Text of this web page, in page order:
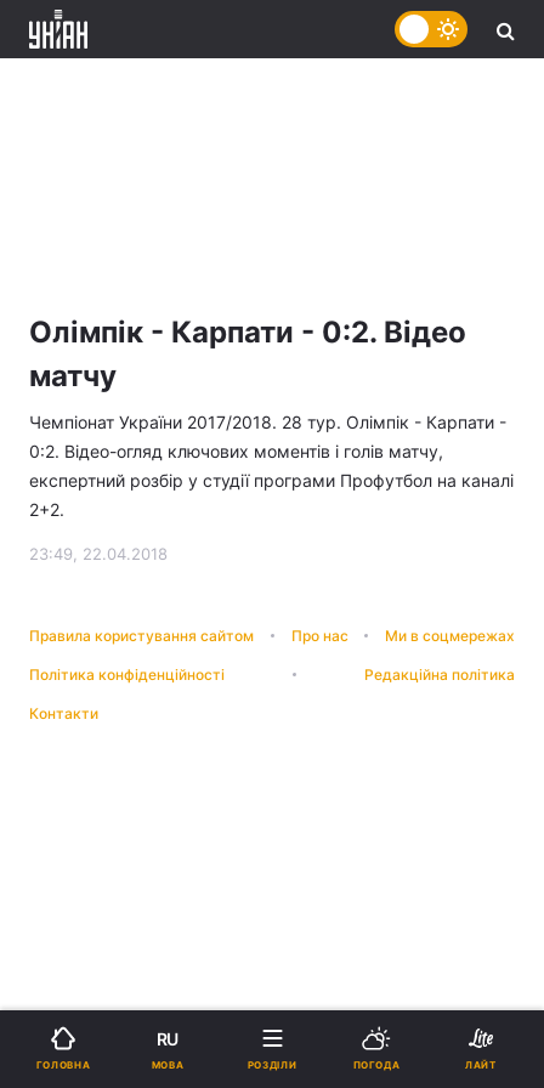
Олімпік - Карпати - 0:2. Відео
матчу
Чемпіонат України 2017/2018. 28 тур. Олімпік - Карпати -
0:2. Відео-огляд ключових моментів і голів матчу,
експертний розбір у студії програми Профутбол на каналі
2+2.
23:49, 22.04.2018
Правила користування сайтом Про нас Ми в соцмережах
Політика конфіденційності Редакційна політика
Контакти
ГОЛОВНА
RU
МОВА РОЗДІЛИ ПОГОДА ЛАЙТ